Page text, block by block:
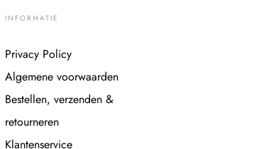
INFORMATIE
Privacy Policy
Algemene voorwaarden
Bestellen, verzenden &
retourneren
Klantenservice